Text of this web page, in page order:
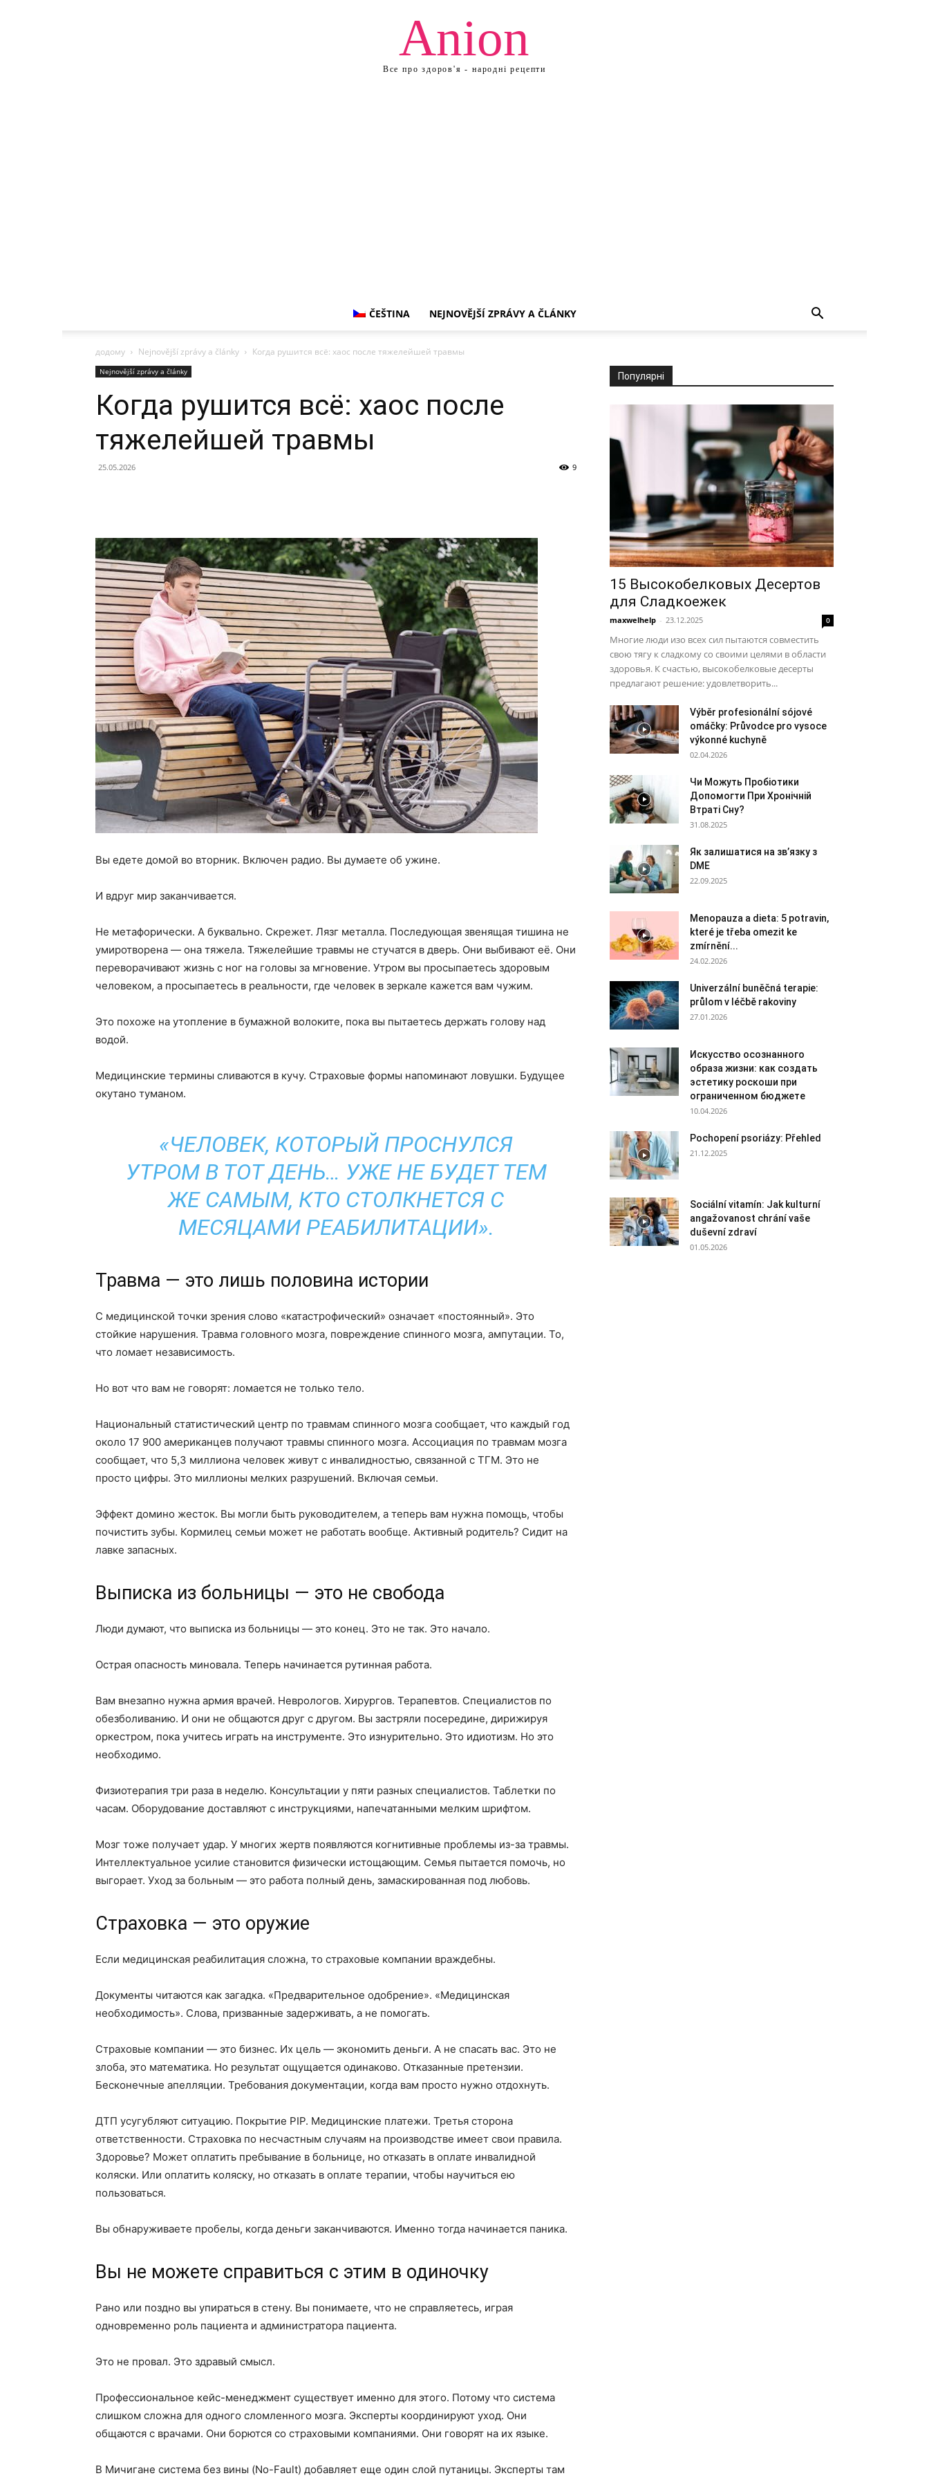
Anion
Все про здоров'я - народні рецепти
ČEŠTINA NEJNOVĚJŠÍ ZPRÁVY A ČLÁNKY
додому Nejnovější zprávy a články Когда рушится всё: хаос после тяжелейшей травмы
Nejnovější zprávy a články
Когда рушится всё: хаос после
тяжелейшей травмы
25.05.2026 9
Вы едете домой во вторник. Включен радио. Вы думаете об ужине.
И вдруг мир заканчивается.
Не метафорически. А буквально. Скрежет. Лязг металла. Последующая звенящая тишина не
умиротворена — она тяжела. Тяжелейшие травмы не стучатся в дверь. Они выбивают её. Они
переворачивают жизнь с ног на головы за мгновение. Утром вы просыпаетесь здоровым
человеком, а просыпаетесь в реальности, где человек в зеркале кажется вам чужим.
Это похоже на утопление в бумажной волоките, пока вы пытаетесь держать голову над
водой.
Медицинские термины сливаются в кучу. Страховые формы напоминают ловушки. Будущее
окутано туманом.
«ЧЕЛОВЕК, КОТОРЫЙ ПРОСНУЛСЯ
УТРОМ В ТОТ ДЕНЬ… УЖЕ НЕ БУДЕТ ТЕМ
ЖЕ САМЫМ, КТО СТОЛКНЕТСЯ С
МЕСЯЦАМИ РЕАБИЛИТАЦИИ».
Травма — это лишь половина истории
С медицинской точки зрения слово «катастрофический» означает «постоянный». Это
стойкие нарушения. Травма головного мозга, повреждение спинного мозга, ампутации. То,
что ломает независимость.
Но вот что вам не говорят: ломается не только тело.
Национальный статистический центр по травмам спинного мозга сообщает, что каждый год
около 17 900 американцев получают травмы спинного мозга. Ассоциация по травмам мозга
сообщает, что 5,3 миллиона человек живут с инвалидностью, связанной с ТГМ. Это не
просто цифры. Это миллионы мелких разрушений. Включая семьи.
Эффект домино жесток. Вы могли быть руководителем, а теперь вам нужна помощь, чтобы
почистить зубы. Кормилец семьи может не работать вообще. Активный родитель? Сидит на
лавке запасных.
Выписка из больницы — это не свобода
Люди думают, что выписка из больницы — это конец. Это не так. Это начало.
Острая опасность миновала. Теперь начинается рутинная работа.
Вам внезапно нужна армия врачей. Неврологов. Хирургов. Терапевтов. Специалистов по
обезболиванию. И они не общаются друг с другом. Вы застряли посередине, дирижируя
оркестром, пока учитесь играть на инструменте. Это изнурительно. Это идиотизм. Но это
необходимо.
Физиотерапия три раза в неделю. Консультации у пяти разных специалистов. Таблетки по
часам. Оборудование доставляют с инструкциями, напечатанными мелким шрифтом.
Мозг тоже получает удар. У многих жертв появляются когнитивные проблемы из-за травмы.
Интеллектуальное усилие становится физически истощающим. Семья пытается помочь, но
выгорает. Уход за больным — это работа полный день, замаскированная под любовь.
Страховка — это оружие
Если медицинская реабилитация сложна, то страховые компании враждебны.
Документы читаются как загадка. «Предварительное одобрение». «Медицинская
необходимость». Слова, призванные задерживать, а не помогать.
Страховые компании — это бизнес. Их цель — экономить деньги. А не спасать вас. Это не
злоба, это математика. Но результат ощущается одинаково. Отказанные претензии.
Бесконечные апелляции. Требования документации, когда вам просто нужно отдохнуть.
ДТП усугубляют ситуацию. Покрытие PIP. Медицинские платежи. Третья сторона
ответственности. Страховка по несчастным случаям на производстве имеет свои правила.
Здоровье? Может оплатить пребывание в больнице, но отказать в оплате инвалидной
коляски. Или оплатить коляску, но отказать в оплате терапии, чтобы научиться ею
пользоваться.
Вы обнаруживаете пробелы, когда деньги заканчиваются. Именно тогда начинается паника.
Вы не можете справиться с этим в одиночку
Рано или поздно вы упираться в стену. Вы понимаете, что не справляетесь, играя
одновременно роль пациента и администратора пациента.
Это не провал. Это здравый смысл.
Профессиональное кейс-менеджмент существует именно для этого. Потому что система
слишком сложна для одного сломленного мозга. Эксперты координируют уход. Они
общаются с врачами. Они борются со страховыми компаниями. Они говорят на их языке.
В Мичигане система без вины (No-Fault) добавляет еще один слой путаницы. Эксперты там
Популярні
15 Высокобелковых Десертов
для Сладкоежек
maxwelhelp - 23.12.2025 0
Многие люди изо всех сил пытаются совместить
свою тягу к сладкому со своими целями в области
здоровья. К счастью, высокобелковые десерты
предлагают решение: удовлетворить...
Výběr profesionální sójové
omáčky: Průvodce pro vysoce
výkonné kuchyně
02.04.2026
Чи Можуть Пробіотики
Допомогти При Хронічній
Втраті Сну?
31.08.2025
Як залишатися на зв’язку з
DME
22.09.2025
Menopauza a dieta: 5 potravin,
které je třeba omezit ke
zmírnění...
24.02.2026
Univerzální buněčná terapie:
průlom v léčbě rakoviny
27.01.2026
Искусство осознанного
образа жизни: как создать
эстетику роскоши при
ограниченном бюджете
10.04.2026
Pochopení psoriázy: Přehled
21.12.2025
Sociální vitamín: Jak kulturní
angažovanost chrání vaše
duševní zdraví
01.05.2026